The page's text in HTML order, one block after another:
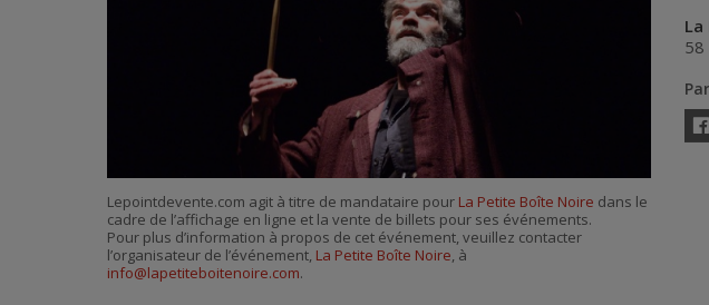
58
Lepointdevente.com agit à titre de mandataire pour La Petite Boîte Noire dans le
cadre de l’affichage en ligne et la vente de billets pour ses événements.
Pour plus d’information à propos de cet événement, veuillez contacter
l’organisateur de l’événement, La Petite Boîte Noire, à
info@lapetiteboitenoire.com.